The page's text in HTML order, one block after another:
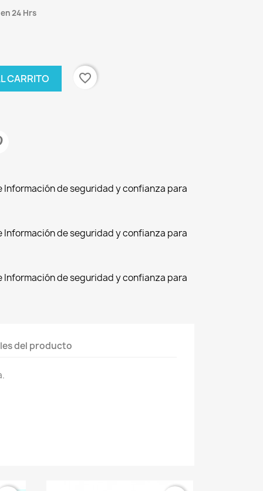
24 Hrs
CARRITO favorite_border
Información de seguridad y confianza para
Información de seguridad y confianza para
Información de seguridad y confianza para
del producto